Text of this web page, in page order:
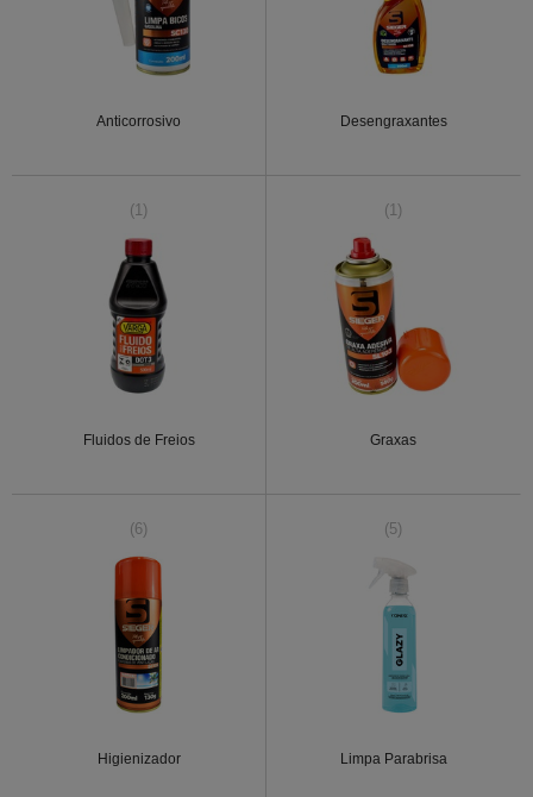
Anticorrosivo Desengraxantes
(1)
Fluidos de Freios
(1)
Graxas
(6)
Higienizador
(5)
Limpa Parabrisa